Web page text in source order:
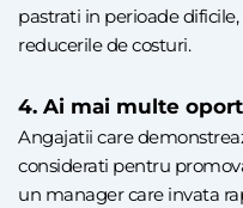
pastrati in perioade
reducerile de costuri.
4. Ai mai multe
Angajatii care
considerati pentru
un manager care invata